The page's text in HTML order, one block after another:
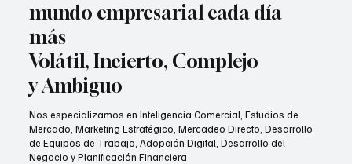
mundo empresarial cada día
más
Volátil, Incierto, Complejo
y Ambiguo
Nos especializamos en Inteligencia Comercial, Estudios de
Mercado, Marketing Estratégico, Mercadeo Directo, Desarrollo
de Equipos de Trabajo, Adopción Digital, Desarrollo del
Negocio y Planificación Financiera